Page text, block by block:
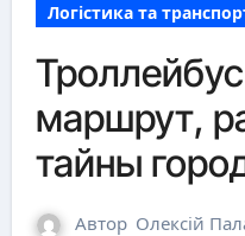
Логістика та
маршрут,
тайны
Автор Олексій